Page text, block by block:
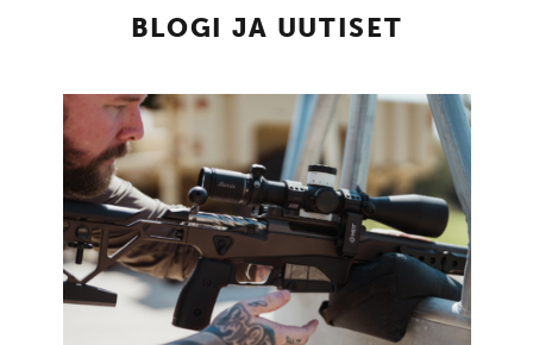
BLOGI JA UUTISET